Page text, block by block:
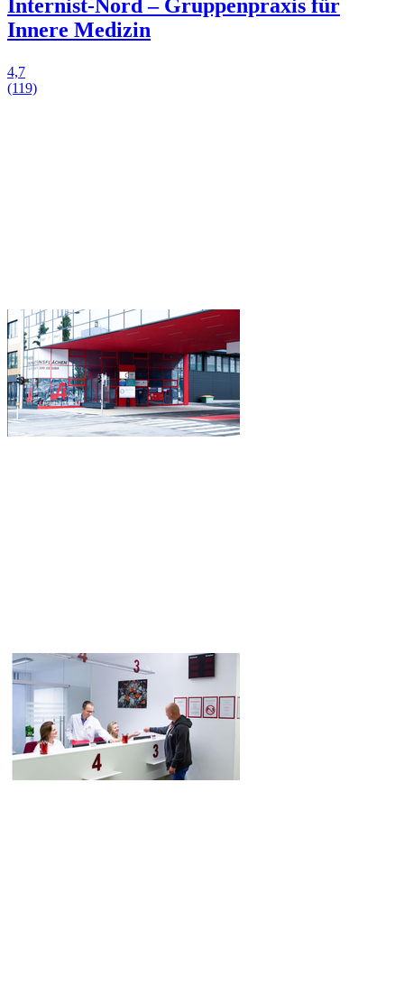
Internist-Nord – Gruppenpraxis für
Innere Medizin
4,7
(119)